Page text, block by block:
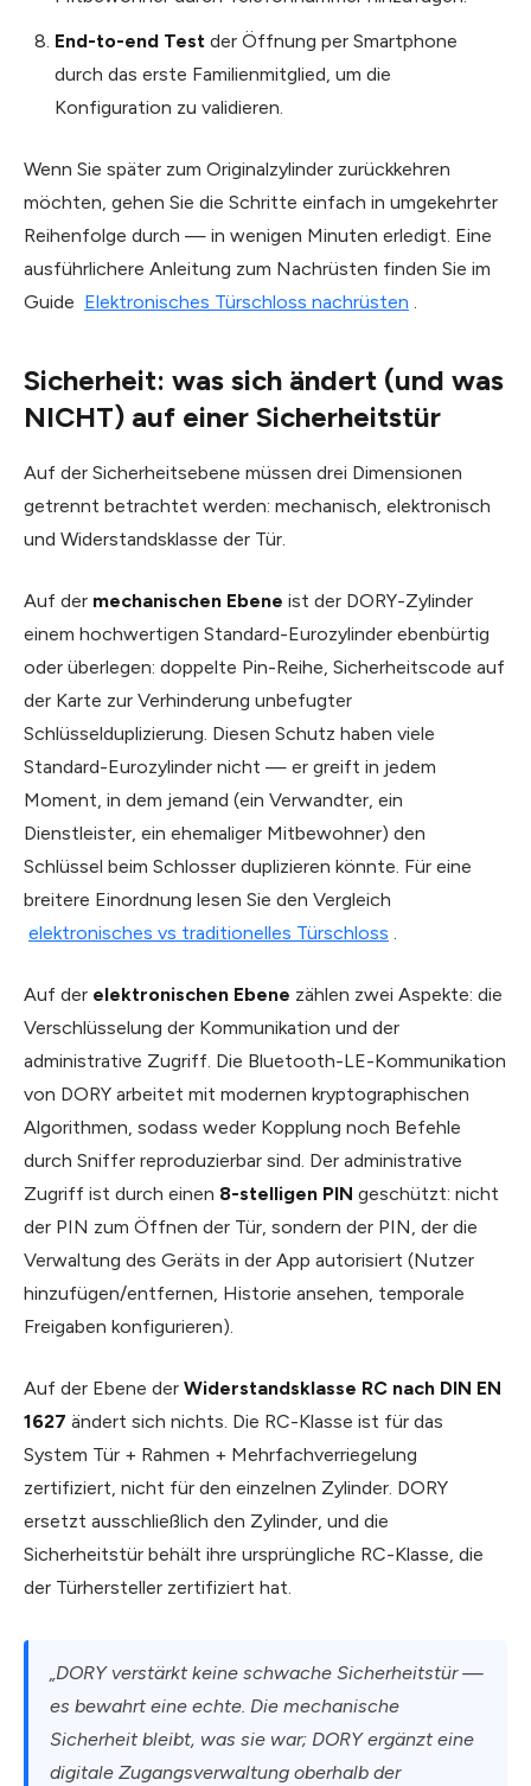
End-to-end Test der Öffnung per Smartphone
durch das erste Familienmitglied, um die
Konfiguration zu validieren.
Wenn Sie später zum Originalzylinder zurückkehren
möchten, gehen Sie die Schritte einfach in umgekehrter
Reihenfolge durch — in wenigen Minuten erledigt. Eine
ausführlichere Anleitung zum Nachrüsten finden Sie im
Guide Elektronisches Türschloss nachrüsten .
Sicherheit: was sich ändert (und was
NICHT) auf einer Sicherheitstür
Auf der Sicherheitsebene müssen drei Dimensionen
getrennt betrachtet werden: mechanisch, elektronisch
und Widerstandsklasse der Tür.
Auf der mechanischen Ebene ist der DORY-Zylinder
einem hochwertigen Standard-Eurozylinder ebenbürtig
oder überlegen: doppelte Pin-Reihe, Sicherheitscode auf
der Karte zur Verhinderung unbefugter
Schlüsselduplizierung. Diesen Schutz haben viele
Standard-Eurozylinder nicht — er greift in jedem
Moment, in dem jemand (ein Verwandter, ein
Dienstleister, ein ehemaliger Mitbewohner) den
Schlüssel beim Schlosser duplizieren könnte. Für eine
breitere Einordnung lesen Sie den Vergleich
elektronisches vs traditionelles Türschloss .
Auf der elektronischen Ebene zählen zwei Aspekte: die
Verschlüsselung der Kommunikation und der
administrative Zugriff. Die Bluetooth-LE-Kommunikation
von DORY arbeitet mit modernen kryptographischen
Algorithmen, sodass weder Kopplung noch Befehle
durch Sniffer reproduzierbar sind. Der administrative
Zugriff ist durch einen 8-stelligen PIN geschützt: nicht
der PIN zum Öffnen der Tür, sondern der PIN, der die
Verwaltung des Geräts in der App autorisiert (Nutzer
hinzufügen/entfernen, Historie ansehen, temporale
Freigaben konfigurieren).
Auf der Ebene der Widerstandsklasse RC nach DIN EN
1627 ändert sich nichts. Die RC-Klasse ist für das
System Tür + Rahmen + Mehrfachverriegelung
zertifiziert, nicht für den einzelnen Zylinder. DORY
ersetzt ausschließlich den Zylinder, und die
Sicherheitstür behält ihre ursprüngliche RC-Klasse, die
der Türhersteller zertifiziert hat.
„DORY verstärkt keine schwache Sicherheitstür —
es bewahrt eine echte. Die mechanische
Sicherheit bleibt, was sie war; DORY ergänzt eine
digitale Zugangsverwaltung oberhalb der